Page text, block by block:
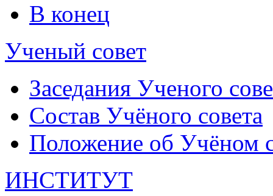
В конец
Ученый совет
Заседания Ученого
Состав Учёного совета
Положение об Учёном
ИНСТИТУТ